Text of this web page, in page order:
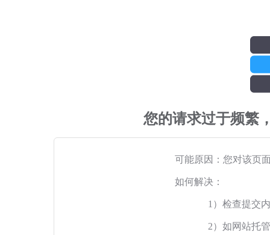
您的请求过于频繁
可能原因：您对该页
如何解决：
1）检查提交
2）如网站托